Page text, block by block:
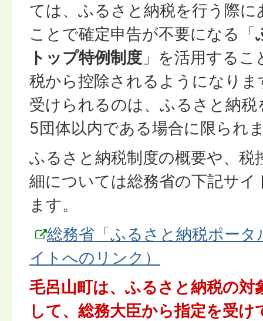
ては、ふるさと納税を行う際
ことで確定申告が不要になる「
トップ特例制度 」を活用する
税から控除されるようになり
受けられるのは、ふるさと納
5団体以内である場合に限られ
ふるさと納税制度の概要や、税
細については総務省の下記サ
ます。
総務省「ふるさと納税ポー
イトへのリンク）
毛呂山町は、ふるさと納税の対
して、総務大臣から指定を受